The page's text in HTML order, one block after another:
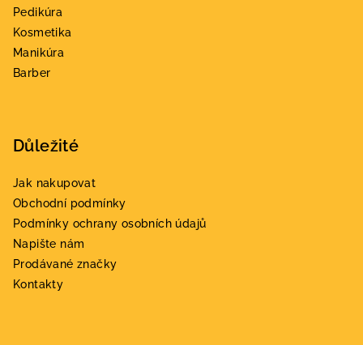
Pedikúra
Kosmetika
Manikúra
Barber
Důležité
Jak nakupovat
Obchodní podmínky
Podmínky ochrany osobních údajů
Napište nám
Prodávané značky
Kontakty